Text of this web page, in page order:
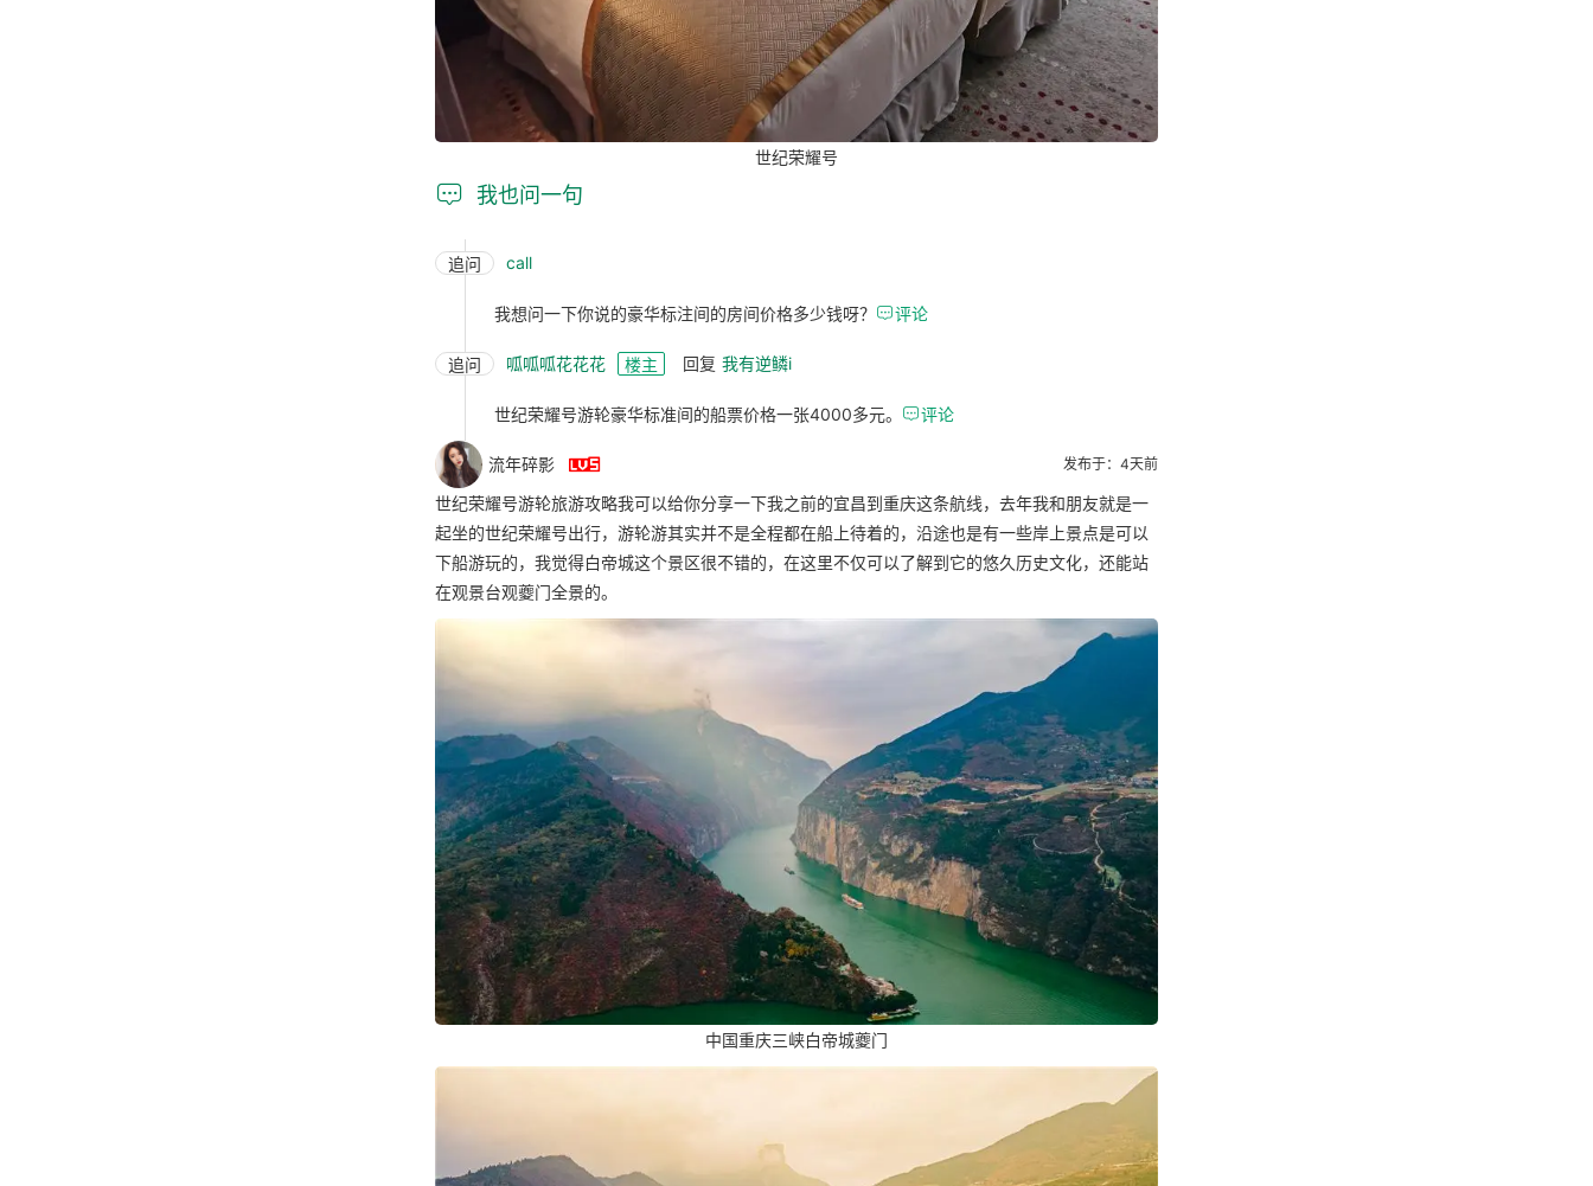
世纪荣耀号
 我也问一句
追问 call
我想问一下你说的豪华标注间的房间价格多少钱呀？ 评论
追问 呱呱呱花花花 楼主 回复 我有逆鳞i
世纪荣耀号游轮豪华标准间的船票价格一张4000多元。 评论
流年碎影  发布于：4天前
世纪荣耀号游轮旅游攻略我可以给你分享一下我之前的宜昌到重庆这条航线，去年我和朋友就是一
起坐的世纪荣耀号出行，游轮游其实并不是全程都在船上待着的，沿途也是有一些岸上景点是可以
下船游玩的，我觉得白帝城这个景区很不错的，在这里不仅可以了解到它的悠久历史文化，还能站
在观景台观夔门全景的。
中国重庆三峡白帝城夔门